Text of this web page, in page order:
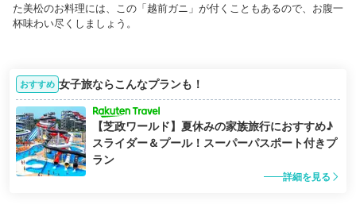
た美松のお料理には、この「越前ガニ」が付くこともあるので、お腹一
杯味わい尽くしましょう。
おすすめ 女子旅ならこんなプランも！
【芝政ワールド】夏休みの家族旅行におすすめ♪
スライダー＆プール！スーパーパスポート付きプ
ラン
詳細を見る